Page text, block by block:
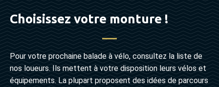
Choisissez votre monture !
Pour votre prochaine balade à vélo, consultez la liste de
nos loueurs. Ils mettent à votre disposition leurs vélos et
équipements. La plupart proposent des idées de parcours